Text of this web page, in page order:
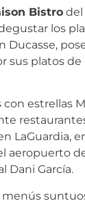
Bistro del
los
Ducasse,
sus platos de
estrellas
LaGuardia,
aeropuerto
Dani García.
menús